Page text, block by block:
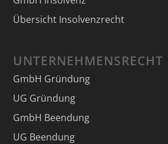
Übersicht Insolvenzrecht
UNTERNEHMENSRECHT
GmbH Gründung
UG Gründung
GmbH Beendung
UG Beendung